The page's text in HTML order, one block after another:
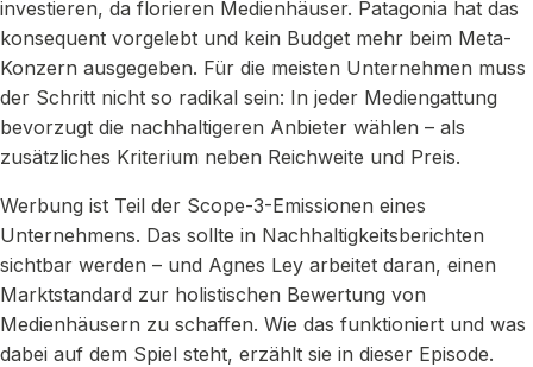
investieren, da florieren Medienhäuser. Patagonia hat das
konsequent vorgelebt und kein Budget mehr beim Meta-
Konzern ausgegeben. Für die meisten Unternehmen muss
der Schritt nicht so radikal sein: In jeder Mediengattung
bevorzugt die nachhaltigeren Anbieter wählen – als
zusätzliches Kriterium neben Reichweite und Preis.
Werbung ist Teil der Scope-3-Emissionen eines
Unternehmens. Das sollte in Nachhaltigkeitsberichten
sichtbar werden – und Agnes Ley arbeitet daran, einen
Marktstandard zur holistischen Bewertung von
Medienhäusern zu schaffen. Wie das funktioniert und was
dabei auf dem Spiel steht, erzählt sie in dieser Episode.